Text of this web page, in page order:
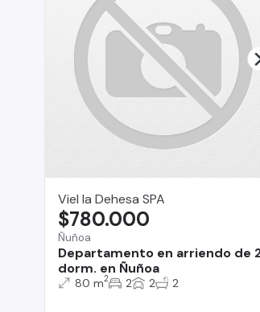
Viel la Dehesa SPA
Ñuñoa
Departamento en arriendo de
dorm. en Ñuñoa
$780.000
80 m2 2 2 2